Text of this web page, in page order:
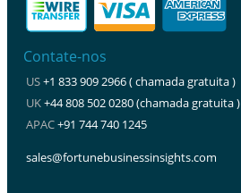
Contate-nos
US+1 833 909 2966 ( chamada gratuita )
UK+44 808 502 0280 (chamada gratuita )
APAC+91 744 740 1245
sales@fortunebusinessinsights.com